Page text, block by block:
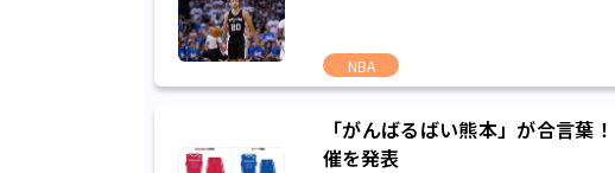
NBA
「がんばるばい熊本」が合言葉
催を発表